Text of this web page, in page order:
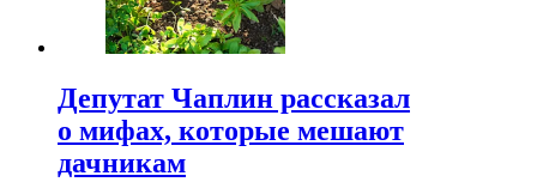
Депутат Чаплин рассказал
о мифах, которые мешают
дачникам